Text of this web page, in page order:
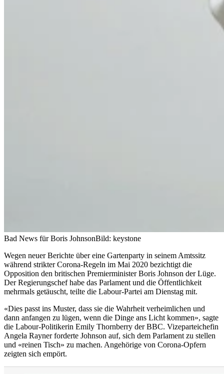
Bad News für Boris JohnsonBild: keystone
Wegen neuer Berichte über eine Gartenparty in seinem Amtssitz
während strikter Corona-Regeln im Mai 2020 bezichtigt die
Opposition den britischen Premierminister Boris Johnson der Lüge.
Der Regierungschef habe das Parlament und die Öffentlichkeit
mehrmals getäuscht, teilte die Labour-Partei am Dienstag mit.
«Dies passt ins Muster, dass sie die Wahrheit verheimlichen und
dann anfangen zu lügen, wenn die Dinge ans Licht kommen», sagte
die Labour-Politikerin Emily Thornberry der BBC. Vizeparteichefin
Angela Rayner forderte Johnson auf, sich dem Parlament zu stellen
und «reinen Tisch» zu machen. Angehörige von Corona-Opfern
zeigten sich empört.